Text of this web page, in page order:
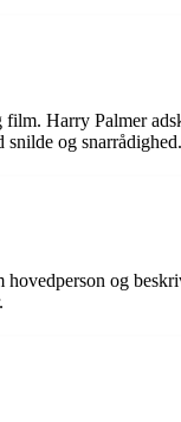
Harry Palmer
og snarrådighed.
og